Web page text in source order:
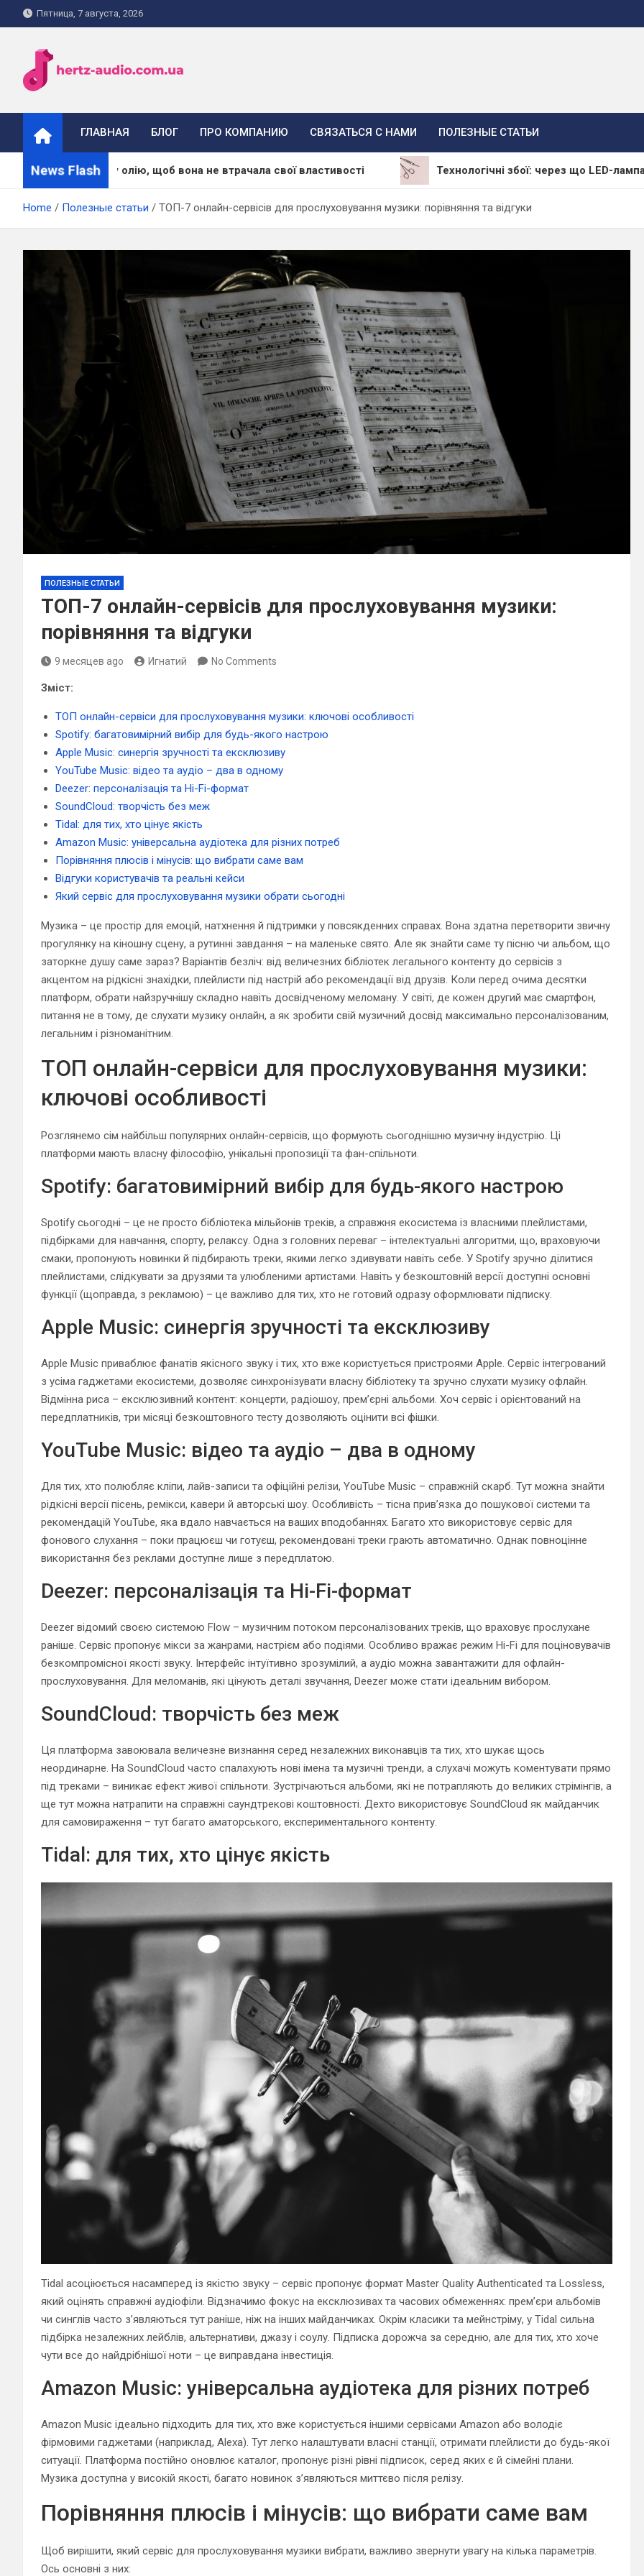
to
Пятница, 7 августа, 2026
hertz-audio.com.ua
ГЛАВНАЯ БЛОГ ПРО КОМПАНИЮ СВЯЗАТЬСЯ С НАМИ ПОЛЕЗНЫЕ СТАТЬИ
News Flash
масажну олію, щоб вона не втрачала свої властивості Технологічні збої: через що LED-лампа
Home Полезные статьи ТОП-7 онлайн-сервісів для прослуховування музики: порівняння та відгуки
ПОЛЕЗНЫЕ СТАТЬИ
ТОП-7 онлайн-сервісів для прослуховування музики:
порівняння та відгуки
9 месяцев ago Игнатий No Comments
Зміст:
ТОП онлайн-сервіси для прослуховування музики: ключові особливості
Spotify: багатовимірний вибір для будь-якого настрою
Apple Music: синергія зручності та ексклюзиву
YouTube Music: відео та аудіо – два в одному
Deezer: персоналізація та Hi-Fi-формат
SoundCloud: творчість без меж
Tidal: для тих, хто цінує якість
Amazon Music: універсальна аудіотека для різних потреб
Порівняння плюсів і мінусів: що вибрати саме вам
Відгуки користувачів та реальні кейси
Який сервіс для прослуховування музики обрати сьогодні
Музика – це простір для емоцій, натхнення й підтримки у повсякденних справах. Вона здатна перетворити звичну
прогулянку на кіношну сцену, а рутинні завдання – на маленьке свято. Але як знайти саме ту пісню чи альбом, що
заторкне душу саме зараз? Варіантів безліч: від величезних бібліотек легального контенту до сервісів з
акцентом на рідкісні знахідки, плейлисти під настрій або рекомендації від друзів. Коли перед очима десятки
платформ, обрати найзручнішу складно навіть досвідченому меломану. У світі, де кожен другий має смартфон,
питання не в тому, де слухати музику онлайн, а як зробити свій музичний досвід максимально персоналізованим,
легальним і різноманітним.
ТОП онлайн-сервіси для прослуховування музики:
ключові особливості
Розглянемо сім найбільш популярних онлайн-сервісів, що формують сьогоднішню музичну індустрію. Ці
платформи мають власну філософію, унікальні пропозиції та фан-спільноти.
Spotify: багатовимірний вибір для будь-якого настрою
Spotify сьогодні – це не просто бібліотека мільйонів треків, а справжня екосистема із власними плейлистами,
підбірками для навчання, спорту, релаксу. Одна з головних переваг – інтелектуальні алгоритми, що, враховуючи
смаки, пропонують новинки й підбирають треки, якими легко здивувати навіть себе. У Spotify зручно ділитися
плейлистами, слідкувати за друзями та улюбленими артистами. Навіть у безкоштовній версії доступні основні
функції (щоправда, з рекламою) – це важливо для тих, хто не готовий одразу оформлювати підписку.
Apple Music: синергія зручності та ексклюзиву
Apple Music приваблює фанатів якісного звуку і тих, хто вже користується пристроями Apple. Сервіс інтегрований
з усіма гаджетами екосистеми, дозволяє синхронізувати власну бібліотеку та зручно слухати музику офлайн.
Відмінна риса – ексклюзивний контент: концерти, радіошоу, прем’єрні альбоми. Хоч сервіс і орієнтований на
передплатників, три місяці безкоштовного тесту дозволяють оцінити всі фішки.
YouTube Music: відео та аудіо – два в одному
Для тих, хто полюбляє кліпи, лайв-записи та офіційні релізи, YouTube Music – справжній скарб. Тут можна знайти
рідкісні версії пісень, ремікси, кавери й авторські шоу. Особливість – тісна прив’язка до пошукової системи та
рекомендацій YouTube, яка вдало навчається на ваших вподобаннях. Багато хто використовує сервіс для
фонового слухання – поки працюєш чи готуєш, рекомендовані треки грають автоматично. Однак повноцінне
використання без реклами доступне лише з передплатою.
Deezer: персоналізація та Hi-Fi-формат
Deezer відомий своєю системою Flow – музичним потоком персоналізованих треків, що враховує прослухане
раніше. Сервіс пропонує мікси за жанрами, настрієм або подіями. Особливо вражає режим Hi-Fi для поціновувачів
безкомпромісної якості звуку. Інтерфейс інтуїтивно зрозумілий, а аудіо можна завантажити для офлайн-
прослуховування. Для меломанів, які цінують деталі звучання, Deezer може стати ідеальним вибором.
SoundCloud: творчість без меж
Ця платформа завоювала величезне визнання серед незалежних виконавців та тих, хто шукає щось
неординарне. На SoundCloud часто спалахують нові імена та музичні тренди, а слухачі можуть коментувати прямо
під треками – виникає ефект живої спільноти. Зустрічаються альбоми, які не потрапляють до великих стрімінгів, а
ще тут можна натрапити на справжні саундтрекові коштовності. Дехто використовує SoundCloud як майданчик
для самовираження – тут багато аматорського, експериментального контенту.
Tidal: для тих, хто цінує якість
Tidal асоціюється насамперед із якістю звуку – сервіс пропонує формат Master Quality Authenticated та Lossless,
який оцінять справжні аудіофіли. Відзначимо фокус на ексклюзивах та часових обмеженнях: прем’єри альбомів
чи синглів часто з’являються тут раніше, ніж на інших майданчиках. Окрім класики та мейнстріму, у Tidal сильна
підбірка незалежних лейблів, альтернативи, джазу і соулу. Підписка дорожча за середню, але для тих, хто хоче
чути все до найдрібнішої ноти – це виправдана інвестиція.
Amazon Music: універсальна аудіотека для різних потреб
Amazon Music ідеально підходить для тих, хто вже користується іншими сервісами Amazon або володіє
фірмовими гаджетами (наприклад, Alexa). Тут легко налаштувати власні станції, отримати плейлисти до будь-якої
ситуації. Платформа постійно оновлює каталог, пропонує різні рівні підписок, серед яких є й сімейні плани.
Музика доступна у високій якості, багато новинок з’являються миттєво після релізу.
Порівняння плюсів і мінусів: що вибрати саме вам
Щоб вирішити, який сервіс для прослуховування музики вибрати, важливо звернути увагу на кілька параметрів.
Ось основні з них: